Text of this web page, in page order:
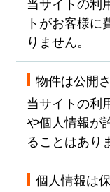
トがお客様に
りません。
物件は公開
当サイトの利
や個人情報が
ることはあり
個人情報は